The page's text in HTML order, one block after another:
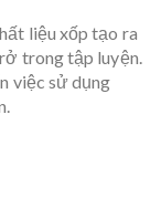
liệu xốp tạo ra
trong tập luyện.
việc sử dụng